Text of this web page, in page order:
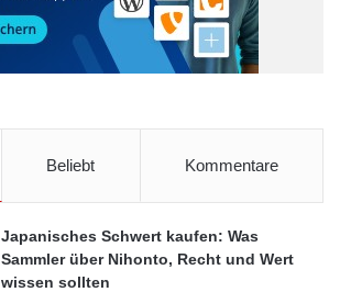
Beliebt Kommentare
Japanisches Schwert kaufen: Was
Sammler über Nihonto, Recht und Wert
wissen sollten